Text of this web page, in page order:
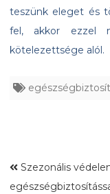
teszünk eleget és
fel, akkor ezzel
kötelezettsége alól.
Szezonális